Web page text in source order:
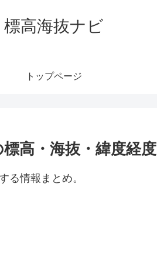
標高海抜ナビ
トップページ
高・海抜・緯度経度
る情報まとめ。